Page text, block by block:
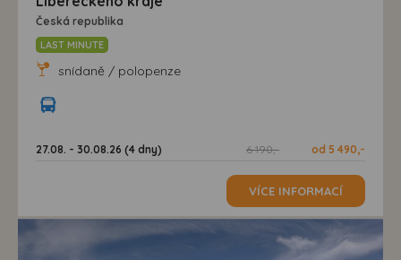
Česká republika
LAST MINUTE
snídaně / polopenze
27.08. - 30.08.26 (4 dny) 6 190,- od 5 490,-
VÍCE INFORMACÍ